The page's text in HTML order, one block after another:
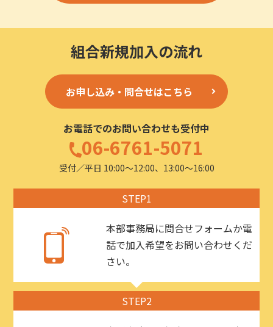
組合新規加入の流れ
お申し込み・問合せはこちら
お電話でのお問い合わせも受付中
06-6761-5071
受付／平日 10:00〜12:00、13:00〜16:00
STEP1
本部事務局に問合せフォームか電
話で加入希望をお問い合わせくだ
さい。
STEP2